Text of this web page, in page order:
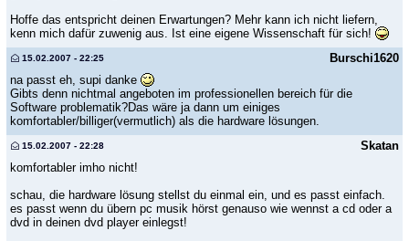
Hoffe das entspricht deinen Erwartungen? Mehr kann ich nicht liefern,
kenn mich dafür zuwenig aus. Ist eine eigene Wissenschaft für sich!
Burschi1620
15.02.2007 - 22:25
na passt eh, supi danke
Gibts denn nichtmal angeboten im professionellen bereich für die
Software problematik?Das wäre ja dann um einiges
komfortabler/billiger(vermutlich) als die hardware lösungen.
Skatan
15.02.2007 - 22:28
komfortabler imho nicht!
schau, die hardware lösung stellst du einmal ein, und es passt einfach.
es passt wenn du übern pc musik hörst genauso wie wennst a cd oder a
dvd in deinen dvd player einlegst!